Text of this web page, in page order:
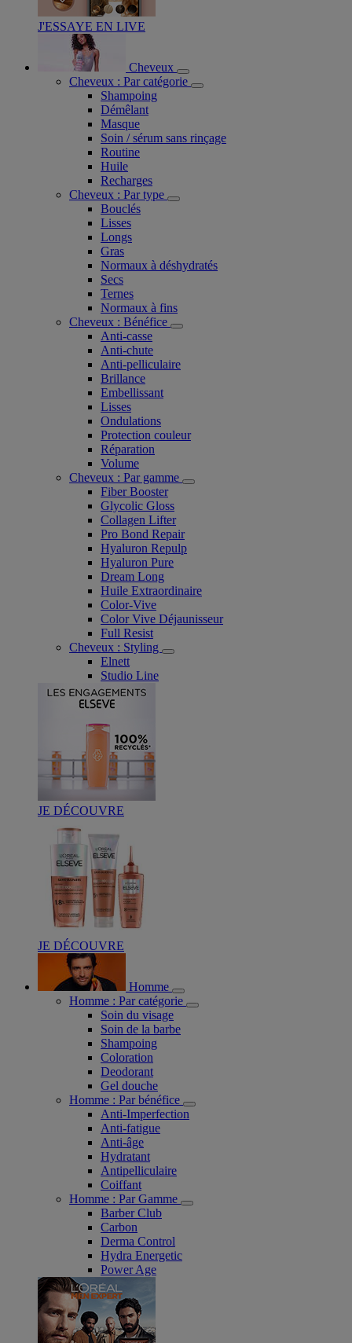
J'ESSAYE EN LIVE
Cheveux
Cheveux : Par catégorie
Shampoing
Démêlant
Masque
Soin / sérum sans rinçage
Routine
Huile
Recharges
Cheveux : Par type
Bouclés
Lisses
Longs
Gras
Normaux à déshydratés
Secs
Ternes
Normaux à fins
Cheveux : Bénéfice
Anti-casse
Anti-chute
Anti-pelliculaire​
Brillance
Embellissant
Lisses
Ondulations
Protection couleur​
Réparation
Volume
Cheveux : Par gamme
Fiber Booster
Glycolic Gloss
Collagen Lifter
Pro Bond Repair
Hyaluron Repulp
Hyaluron Pure
Dream Long
Huile Extraordinaire
Color-Vive
Color Vive Déjaunisseur
Full Resist
Cheveux : Styling
Elnett
Studio Line
JE DÉCOUVRE
JE DÉCOUVRE
Homme
Homme : Par catégorie
Soin du visage
Soin de la barbe
Shampoing
Coloration
Deodorant
Gel douche
Homme : Par bénéfice
Anti-Imperfection
Anti-fatigue
Anti-âge
Hydratant
Antipelliculaire
Coiffant
Homme : Par Gamme
Barber Club
Carbon
Derma Control
Hydra Energetic
Power Age